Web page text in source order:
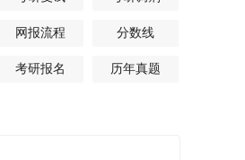
网报流程 分数线
考研报名 历年真题